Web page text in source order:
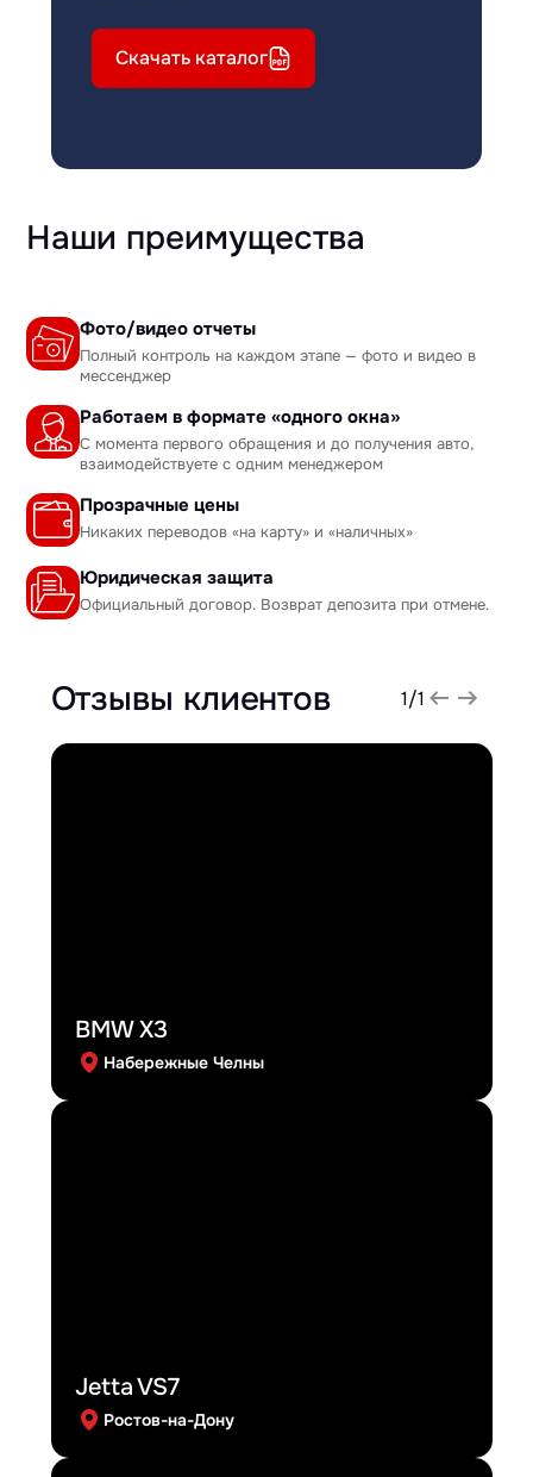
Скачать каталог
Наши преимущества
Фото/видео отчеты
Полный контроль на каждом этапе — фото и видео в
мессенджер
Работаем в формате «одного окна»
С момента первого обращения и до получения авто,
взаимодействуете с одним менеджером
Прозрачные цены
Никаких переводов «на карту» и «наличных»
Юридическая защита
Официальный договор. Возврат депозита при отмене.
Отзывы клиентов 1/1
BMW X3
Набережные Челны
Jetta VS7
Ростов-на-Дону